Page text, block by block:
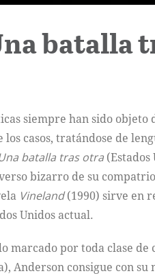
batalla
siempre han sido objeto
casos, tratándose de
batalla tras otra
bizarro de su
Vineland(1990) sirve en
Unidos actual.
por toda clase
Anderson consigue con